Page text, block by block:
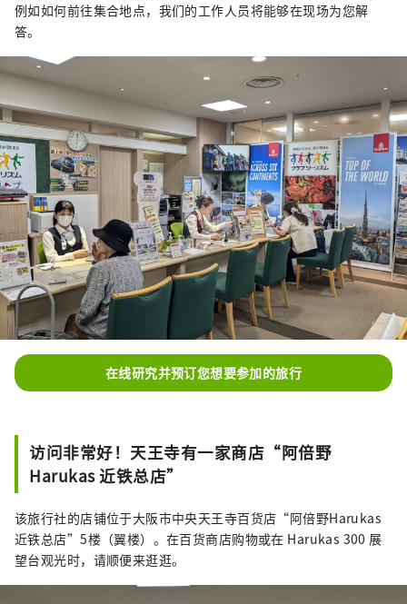
例如如何前往集合地点，我们的工作人员将能够在现场为您解
答。
在线研究并预订您想要参加的旅行
访问非常好！天王寺有一家商店“阿倍野
Harukas 近铁总店”
该旅行社的店铺位于大阪市中央天王寺百货店“阿倍野Harukas
近铁总店”5楼（翼楼）。在百货商店购物或在 Harukas 300 展
望台观光时，请顺便来逛逛。